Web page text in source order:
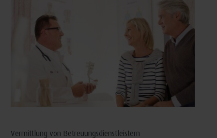
Vermittlung von Betreuungsdienstleistern